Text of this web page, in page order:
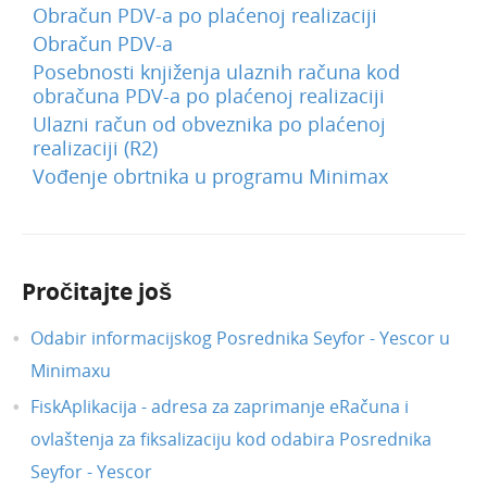
Obračun PDV-a po plaćenoj realizaciji
Obračun PDV-a
Posebnosti knjiženja ulaznih računa kod
obračuna PDV-a po plaćenoj realizaciji
Ulazni račun od obveznika po plaćenoj
realizaciji (R2)
Vođenje obrtnika u programu Minimax
Pročitajte još
Odabir informacijskog Posrednika Seyfor - Yescor u
Minimaxu
FiskAplikacija - adresa za zaprimanje eRačuna i
ovlaštenja za fiksalizaciju kod odabira Posrednika
Seyfor - Yescor